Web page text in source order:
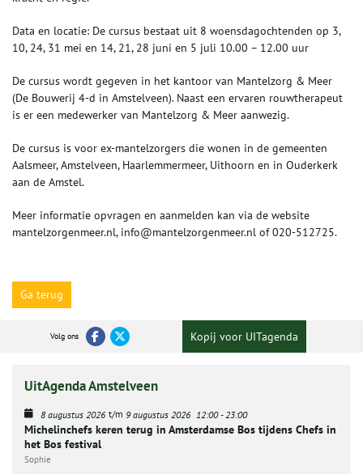
Data en locatie: De cursus bestaat uit 8 woensdagochtenden op 3,
10, 24, 31 mei en 14, 21, 28 juni en 5 juli 10.00 – 12.00 uur
De cursus wordt gegeven in het kantoor van Mantelzorg & Meer
(De Bouwerij 4-d in Amstelveen). Naast een ervaren rouwtherapeut
is er een medewerker van Mantelzorg & Meer aanwezig.
De cursus is voor ex-mantelzorgers die wonen in de gemeenten
Aalsmeer, Amstelveen, Haarlemmermeer, Uithoorn en in Ouderkerk
aan de Amstel.
Meer informatie opvragen en aanmelden kan via de website
mantelzorgenmeer.nl, info@mantelzorgenmeer.nl of 020-512725.
Ga terug
Volg ons Kopij voor UITagenda
UitAgenda Amstelveen
8 augustus 2026 t/m 9 augustus 2026 12:00- 23:00
Michelinchefs keren terug in Amsterdamse Bos tijdens Chefs in
het Bos festival
Sophie